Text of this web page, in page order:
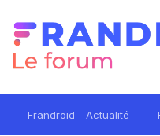
Frandroid - Actualité